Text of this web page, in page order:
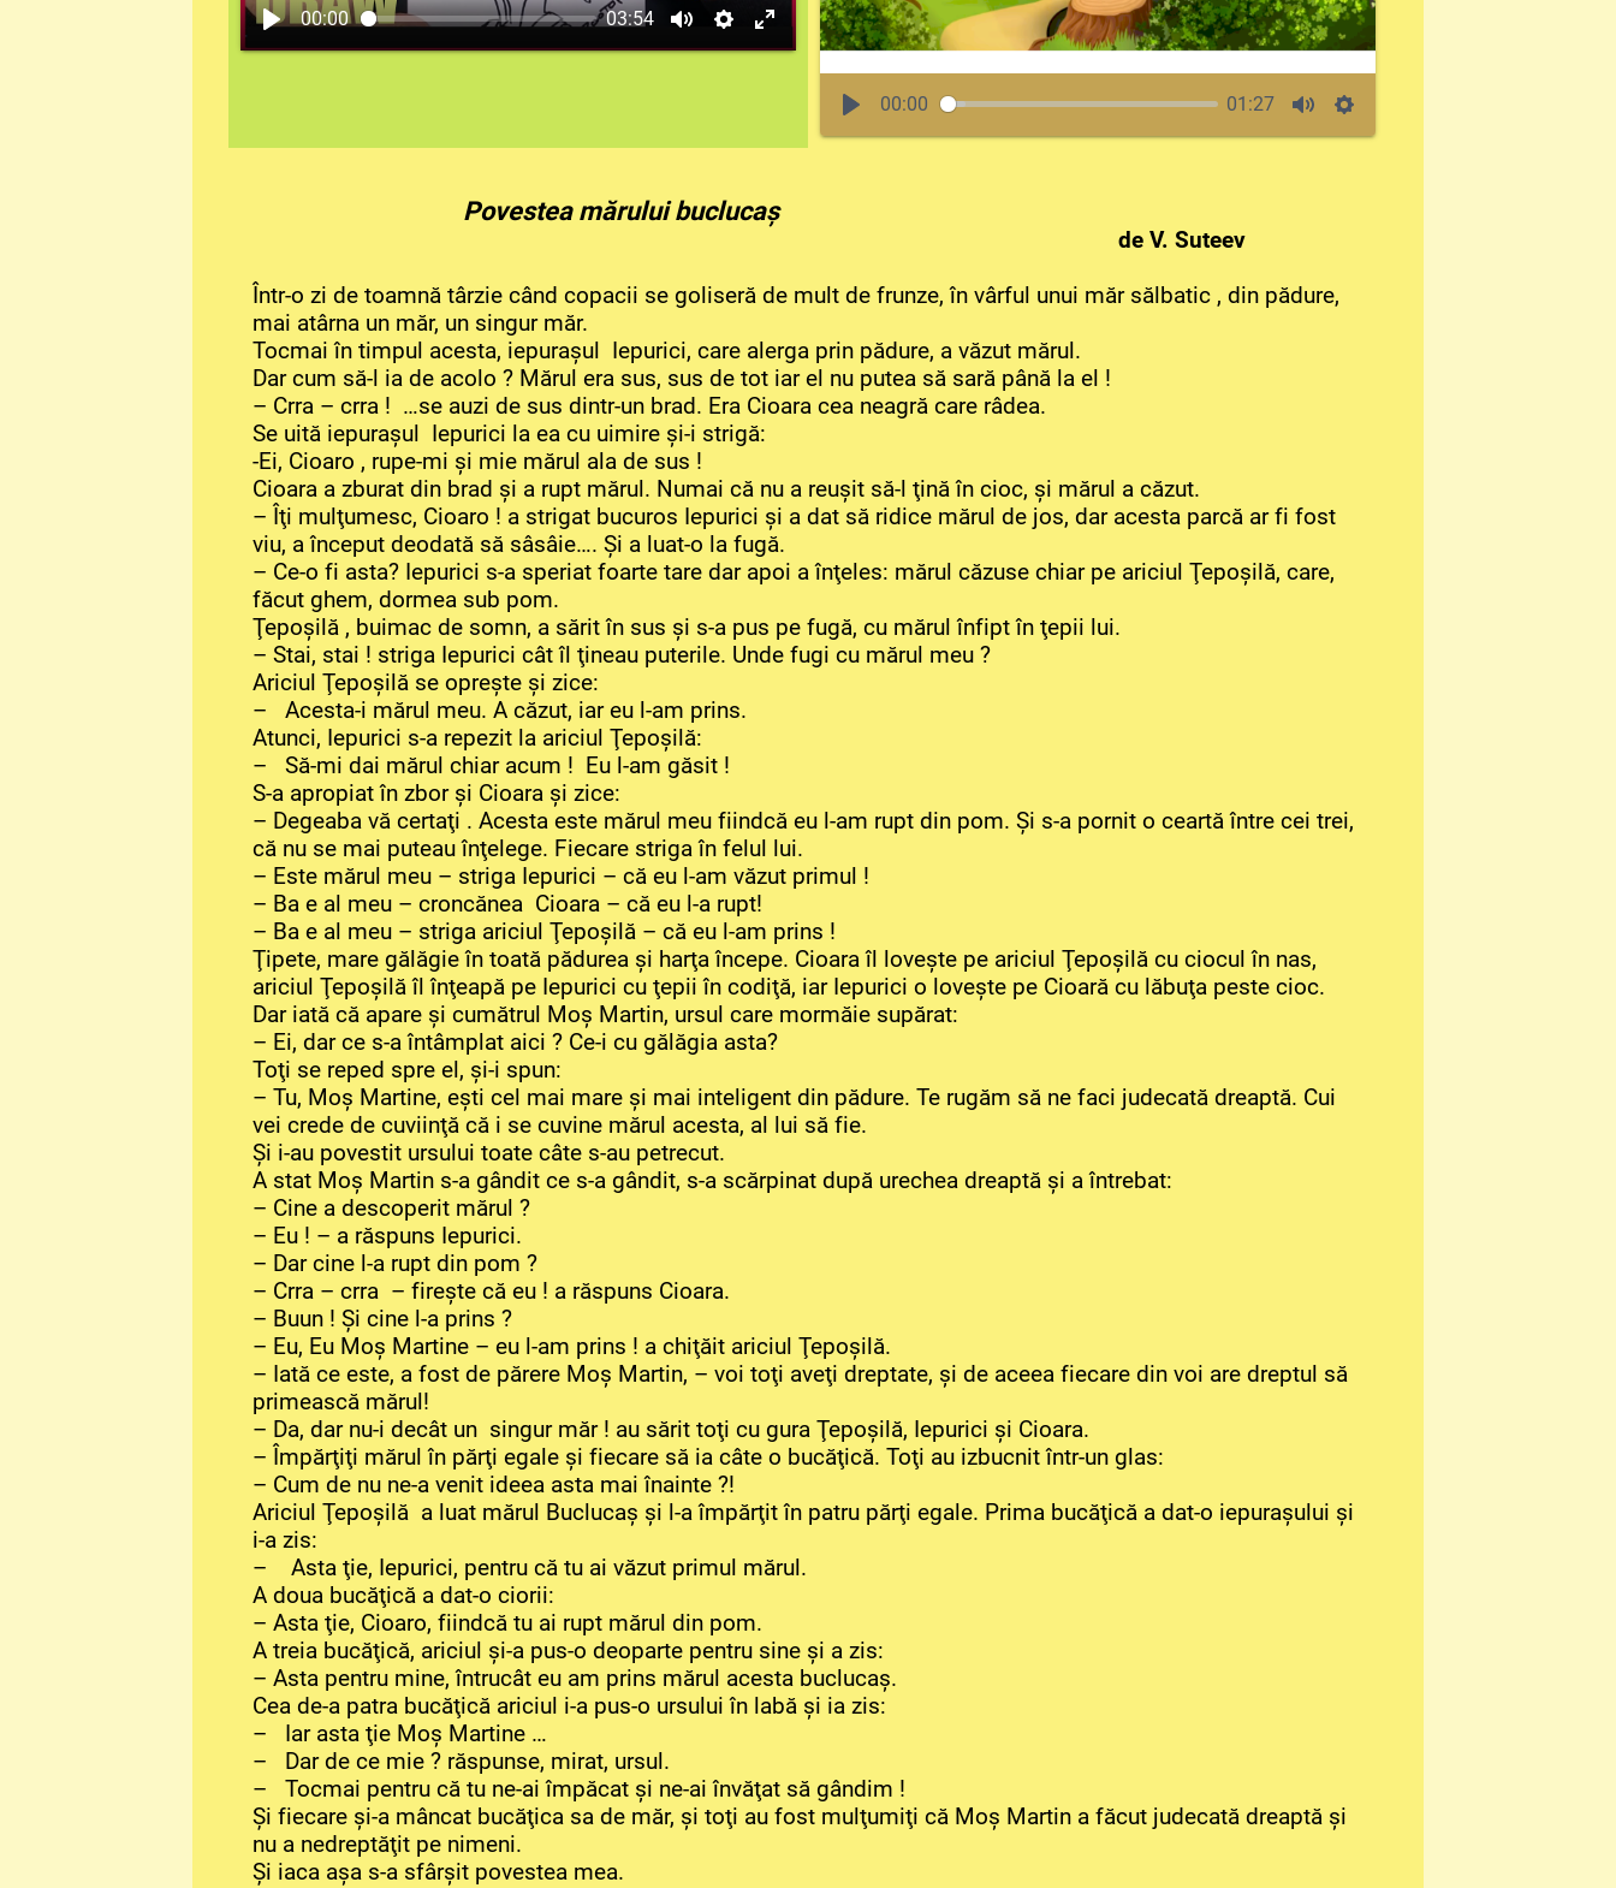
00:00 03:54
00:00 01:27
Povestea mărului buclucaș
de V. Suteev
Într-o zi de toamnă târzie când copacii se goliseră de mult de frunze, în vârful unui măr sălbatic , din pădure,
mai atârna un măr, un singur măr.
Tocmai în timpul acesta, iepuraşul Iepurici, care alerga prin pădure, a văzut mărul.
Dar cum să-l ia de acolo ? Mărul era sus, sus de tot iar el nu putea să sară până la el !
– Crra – crra ! …se auzi de sus dintr-un brad. Era Cioara cea neagră care râdea.
Se uită iepuraşul Iepurici la ea cu uimire şi-i strigă:
-Ei, Cioaro , rupe-mi şi mie mărul ala de sus !
Cioara a zburat din brad şi a rupt mărul. Numai că nu a reuşit să-l ţină în cioc, şi mărul a căzut.
– Îţi mulţumesc, Cioaro ! a strigat bucuros Iepurici şi a dat să ridice mărul de jos, dar acesta parcă ar fi fost
viu, a început deodată să sâsâie…. Şi a luat-o la fugă.
– Ce-o fi asta? Iepurici s-a speriat foarte tare dar apoi a înţeles: mărul căzuse chiar pe ariciul Ţepoşilă, care,
făcut ghem, dormea sub pom.
Ţepoşilă , buimac de somn, a sărit în sus şi s-a pus pe fugă, cu mărul înfipt în ţepii lui.
– Stai, stai ! striga Iepurici cât îl ţineau puterile. Unde fugi cu mărul meu ?
Ariciul Ţepoşilă se opreşte şi zice:
– Acesta-i mărul meu. A căzut, iar eu l-am prins.
Atunci, Iepurici s-a repezit la ariciul Ţepoşilă:
– Să-mi dai mărul chiar acum ! Eu l-am găsit !
S-a apropiat în zbor şi Cioara şi zice:
– Degeaba vă certaţi . Acesta este mărul meu fiindcă eu l-am rupt din pom. Şi s-a pornit o ceartă între cei trei,
că nu se mai puteau înţelege. Fiecare striga în felul lui.
– Este mărul meu – striga Iepurici – că eu l-am văzut primul !
– Ba e al meu – croncănea Cioara – că eu l-a rupt!
– Ba e al meu – striga ariciul Ţepoşilă – că eu l-am prins !
Ţipete, mare gălăgie în toată pădurea şi harţa începe. Cioara îl loveşte pe ariciul Ţepoşilă cu ciocul în nas,
ariciul Ţepoşilă îl înţeapă pe Iepurici cu ţepii în codiţă, iar Iepurici o loveşte pe Cioară cu lăbuţa peste cioc.
Dar iată că apare şi cumătrul Moş Martin, ursul care mormăie supărat:
– Ei, dar ce s-a întâmplat aici ? Ce-i cu gălăgia asta?
Toţi se reped spre el, şi-i spun:
– Tu, Moş Martine, eşti cel mai mare şi mai inteligent din pădure. Te rugăm să ne faci judecată dreaptă. Cui
vei crede de cuviinţă că i se cuvine mărul acesta, al lui să fie.
Şi i-au povestit ursului toate câte s-au petrecut.
A stat Moş Martin s-a gândit ce s-a gândit, s-a scărpinat după urechea dreaptă şi a întrebat:
– Cine a descoperit mărul ?
– Eu ! – a răspuns Iepurici.
– Dar cine l-a rupt din pom ?
– Crra – crra – fireşte că eu ! a răspuns Cioara.
– Buun ! Şi cine l-a prins ?
– Eu, Eu Moş Martine – eu l-am prins ! a chiţăit ariciul Ţepoşilă.
– Iată ce este, a fost de părere Moş Martin, – voi toţi aveţi dreptate, şi de aceea fiecare din voi are dreptul să
primească mărul!
– Da, dar nu-i decât un singur măr ! au sărit toţi cu gura Ţepoşilă, Iepurici şi Cioara.
– Împărţiţi mărul în părţi egale şi fiecare să ia câte o bucăţică. Toţi au izbucnit într-un glas:
– Cum de nu ne-a venit ideea asta mai înainte ?!
Ariciul Ţepoşilă a luat mărul Buclucaş şi l-a împărţit în patru părţi egale. Prima bucăţică a dat-o iepuraşului şi
i-a zis:
– Asta ţie, Iepurici, pentru că tu ai văzut primul mărul.
A doua bucăţică a dat-o ciorii:
– Asta ţie, Cioaro, fiindcă tu ai rupt mărul din pom.
A treia bucăţică, ariciul şi-a pus-o deoparte pentru sine şi a zis:
– Asta pentru mine, întrucât eu am prins mărul acesta buclucaş.
Cea de-a patra bucăţică ariciul i-a pus-o ursului în labă şi ia zis:
– Iar asta ţie Moş Martine …
– Dar de ce mie ? răspunse, mirat, ursul.
– Tocmai pentru că tu ne-ai împăcat şi ne-ai învăţat să gândim !
Şi fiecare şi-a mâncat bucăţica sa de măr, şi toţi au fost mulţumiţi că Moş Martin a făcut judecată dreaptă şi
nu a nedreptăţit pe nimeni.
Şi iaca aşa s-a sfârşit povestea mea.